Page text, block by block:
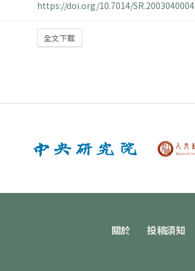
https://doi.org/10.7014/SR.2003040004
全文下載
關於 投稿須知